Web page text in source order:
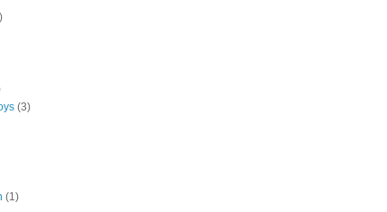
(3)
(1)